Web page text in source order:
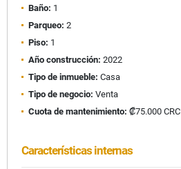
Baño: 1
Parqueo: 2
Piso: 1
Año construcción: 2022
Tipo de inmueble: Casa
Tipo de negocio: Venta
Cuota de mantenimiento: ₡75.000 CRC
Características internas